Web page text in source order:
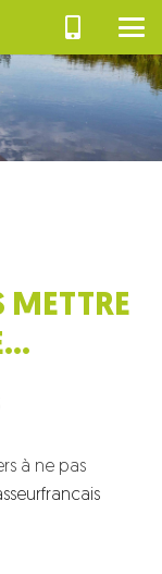
METTRE
à ne pas